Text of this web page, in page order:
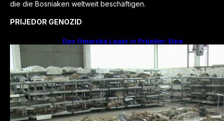
die die Bosniaken weltweit beschäftigen.
PRIJEDOR GENOZID
Das Omarska Lager in Prijedor: Eine
Todesfabrik ohne Krieg